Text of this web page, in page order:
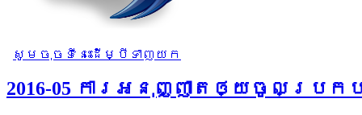
សូមចុចទីនេះដើម្បីទាញយក
2016-05 ការអនុញ្ញាតឲ្យចូលប្រក